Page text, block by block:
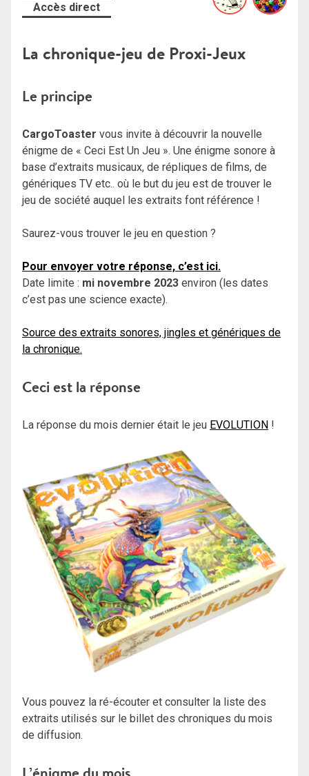
Accès direct
La chronique-jeu de Proxi-Jeux
Le principe
CargoToaster vous invite à découvrir la nouvelle
énigme de « Ceci Est Un Jeu ». Une énigme sonore à
base d’extraits musicaux, de répliques de films, de
génériques TV etc.. où le but du jeu est de trouver le
jeu de société auquel les extraits font référence !
Saurez-vous trouver le jeu en question ?
Pour envoyer votre réponse, c’est ici.
Date limite : mi novembre 2023 environ (les dates
c’est pas une science exacte).
Source des extraits sonores, jingles et génériques de
la chronique.
Ceci est la réponse
La réponse du mois dernier était le jeu EVOLUTION !
Vous pouvez la ré-écouter et consulter la liste des
extraits utilisés sur le billet des chroniques du mois
de diffusion.